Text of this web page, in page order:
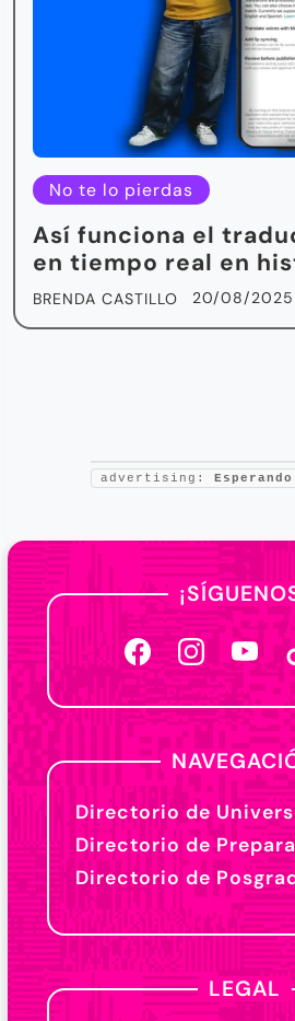
No te lo pierdas
Así funciona el
en tiempo real en
BRENDA CASTILLO 20/08/2025
advertising:
Directorio de
Directorio de
Directorio de
LEGAL